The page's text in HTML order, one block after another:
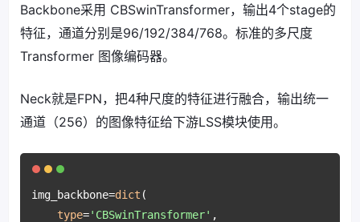
Backbone采用 CBSwinTransformer，输出4个stage的
特征，通道分别是96/192/384/768。标准的多尺度
Transformer 图像编码器。
Neck就是FPN，把4种尺度的特征进行融合，输出统一
通道（256）的图像特征给下游LSS模块使用。
img_backbone=dict (
type='CBSwinTransformer' ,